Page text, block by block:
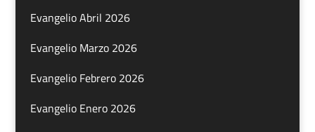
Evangelio Abril 2026
Evangelio Marzo 2026
Evangelio Febrero 2026
Evangelio Enero 2026